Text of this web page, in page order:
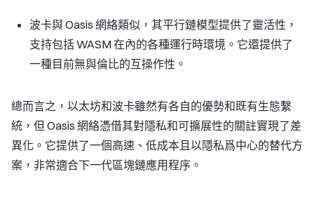
波卡與 Oasis 網絡類似，其平行鏈模型提供了靈活性，
支持包括 WASM 在內的各種運行時環境。它還提供了
一種目前無與倫比的互操作性。
總而言之，以太坊和波卡雖然有各自的優勢和既有生態繫
統，但 Oasis 網絡憑借其對隱私和可擴展性的關註實現了差
異化。它提供了一個高速、低成本且以隱私爲中心的替代方
案，非常適合下一代區塊鏈應用程序。